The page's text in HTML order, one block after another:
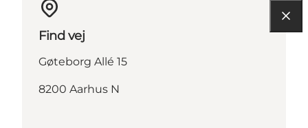
Find vej
Gøteborg Allé 15
8200 Aarhus N